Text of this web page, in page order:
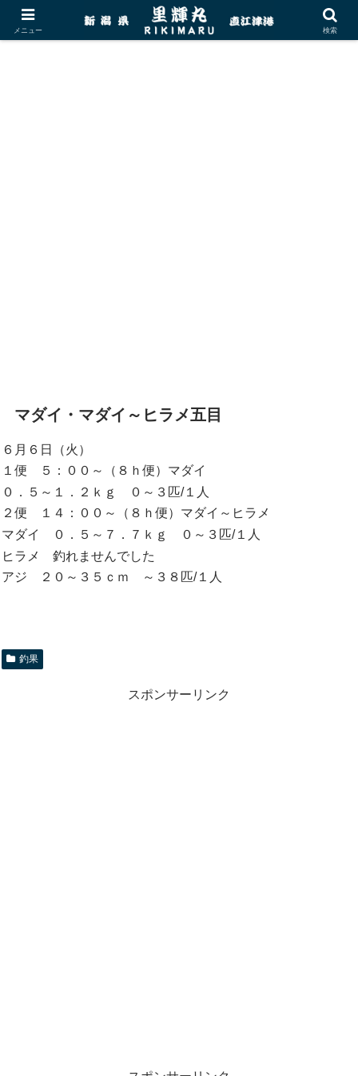
マダイ・マダイ～ヒラメ五目
６月６日（火）
１便 ５：００～（８ｈ便）マダイ
０．５～１．２ｋｇ ０～３匹/１人
２便 １４：００～（８ｈ便）マダイ～ヒラメ
マダイ ０．５～７．７ｋｇ ０～３匹/１人
ヒラメ 釣れませんでした
アジ ２０～３５ｃｍ ～３８匹/１人
釣果
スポンサーリンク
メニュー 検索